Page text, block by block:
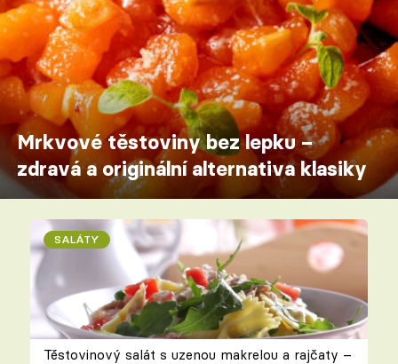
Mrkvové těstoviny bez lepku –
zdravá a originální alternativa klasiky
SALÁTY
Těstovinový salát s uzenou makrelou a rajčaty –